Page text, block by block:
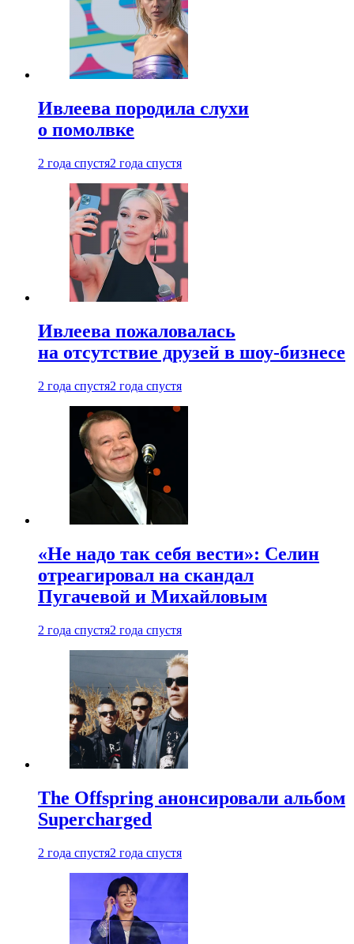
Ивлеева породила слухи
о помолвке
2 года спустя2 года спустя
Ивлеева пожаловалась
на отсутствие друзей в шоу-бизнесе
2 года спустя2 года спустя
«Не надо так себя вести»: Селин
отреагировал на скандал
Пугачевой и Михайловым
2 года спустя2 года спустя
The Offspring анонсировали альбом
Supercharged
2 года спустя2 года спустя